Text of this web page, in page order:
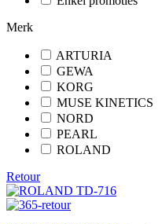
Merk
ARTURIA
GEWA
KORG
MUSE KINETICS
NORD
PEARL
ROLAND
Retour